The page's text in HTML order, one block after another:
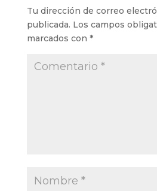
Tu dirección de correo
publicada. Los campos
marcados con *